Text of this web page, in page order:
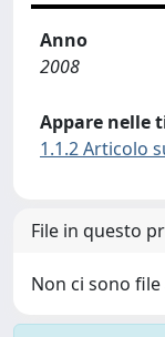
Anno
2008
Appare nelle
1.1.2 Articolo
File in questo
Non ci sono